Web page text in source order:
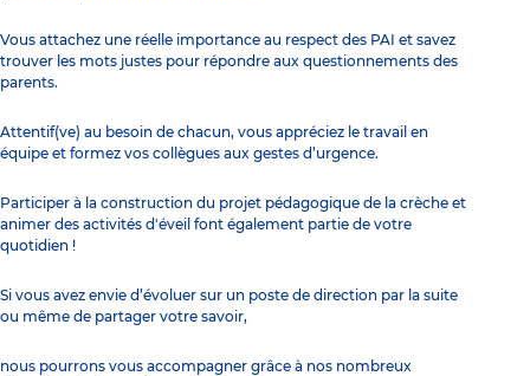
Vous attachez une réelle importance au respect des PAI et savez
trouver les mots justes pour répondre aux questionnements des
parents.
Attentif(ve) au besoin de chacun, vous appréciez le travail en
équipe et formez vos collègues aux gestes d’urgence.
Participer à la construction du projet pédagogique de la crèche et
animer des activités d'éveil font également partie de votre
quotidien !
Si vous avez envie d’évoluer sur un poste de direction par la suite
ou même de partager votre savoir,
nous pourrons vous accompagner grâce à nos nombreux